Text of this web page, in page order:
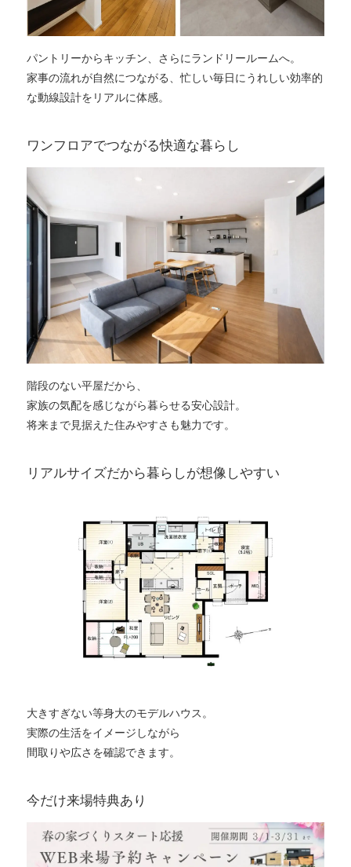
パントリーからキッチン、さらにランドリールームへ。
家事の流れが自然につながる、忙しい毎日にうれしい効率的
な動線設計をリアルに体感。
ワンフロアでつながる快適な暮らし
階段のない平屋だから、
家族の気配を感じながら暮らせる安心設計。
将来まで見据えた住みやすさも魅力です。
リアルサイズだから暮らしが想像しやすい
大きすぎない等身大のモデルハウス。
実際の生活をイメージしながら
間取りや広さを確認できます。
今だけ来場特典あり